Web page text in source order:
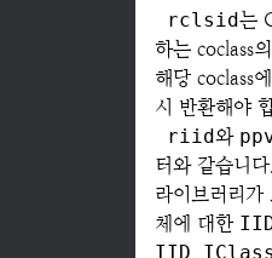
rclsid는
하는 coclass의
해당 coclass
시 반환해야
riid와
터와 같습니
라이브러리가
체에 대한